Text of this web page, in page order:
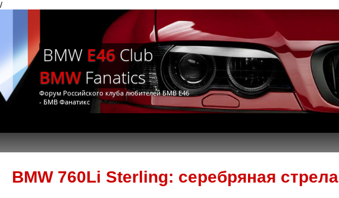
/
BMW E46 Club
BMWFanatics
Форум Российского клуба любителей БМВ Е46
- БМВ Фанатикс
BMW 760Li Sterling: серебряная стрела